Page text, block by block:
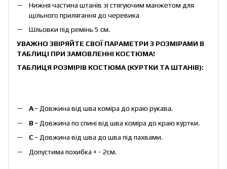
Нижня частина штанів зі стягуючим манжетом для
щільного прилягання до черевика
Шльовки під ремінь 5 см.
УВАЖНО ЗВІРЯЙТЕ СВОЇ ПАРАМЕТРИ З РОЗМІРАМИ В
ТАБЛИЦІ ПРИ ЗАМОВЛЕННІ КОСТЮМА!
ТАБЛИЦЯ РОЗМІРІВ КОСТЮМА (КУРТКИ ТА ШТАНІВ):
А - Довжина від шва коміра до краю рукава.
B - Довжина по спині від шва коміра до краю куртки.
C - Довжина від шва до шва під пахвами.
Допустима похибка + - 2см.